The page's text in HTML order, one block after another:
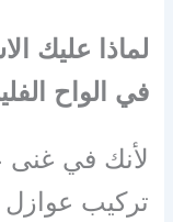
لماذا عليك
في الواح
لأنك في غنى
تركيب عوازل